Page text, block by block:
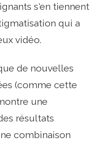
s'en tiennent
qui a
vidéo.
de nouvelles
(comme cette
une
résultats
combinaison